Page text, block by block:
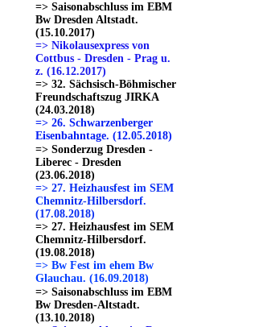
=> Saisonabschluss im EBM
Bw Dresden Altstadt.
(15.10.2017)
=> Nikolausexpress von
Cottbus - Dresden - Prag u.
z. (16.12.2017)
=> 32. Sächsisch-Böhmischer
Freundschaftszug JIRKA
(24.03.2018)
=> 26. Schwarzenberger
Eisenbahntage. (12.05.2018)
=> Sonderzug Dresden -
Liberec - Dresden
(23.06.2018)
=> 27. Heizhausfest im SEM
Chemnitz-Hilbersdorf.
(17.08.2018)
=> 27. Heizhausfest im SEM
Chemnitz-Hilbersdorf.
(19.08.2018)
=> Bw Fest im ehem Bw
Glauchau. (16.09.2018)
=> Saisonabschluss im EBM
Bw Dresden-Altstadt.
(13.10.2018)